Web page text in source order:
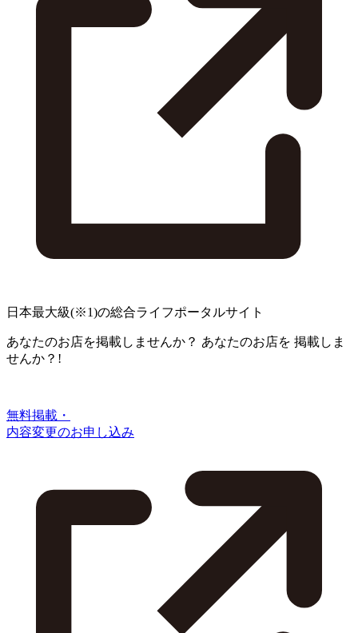
日本最大級(※1)の総合ライフポータルサイト
あなたのお店を掲載しませんか？ あなたのお店を 掲載しま
せんか？!
無料掲載・
内容変更のお申し込み